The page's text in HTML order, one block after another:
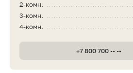
2-комн.
3-комн.
4-комн.
+7 800 700 •• ••